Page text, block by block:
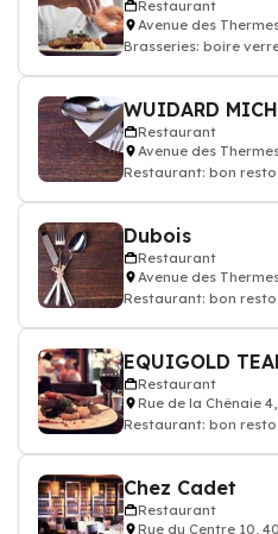
Restaurant
Avenue des
Brasseries: boire
WUIDARD
Restaurant
Avenue des
Restaurant: bon
Dubois
Restaurant
Avenue des
Restaurant: bon
EQUIGOLD
Restaurant
Rue de la Chênaie
Restaurant: bon
Chez Cadet
Restaurant
Rue du Centre 10,